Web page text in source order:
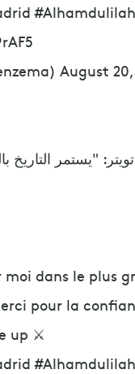
August 20,
dans le plus
pour la
up ⚔️